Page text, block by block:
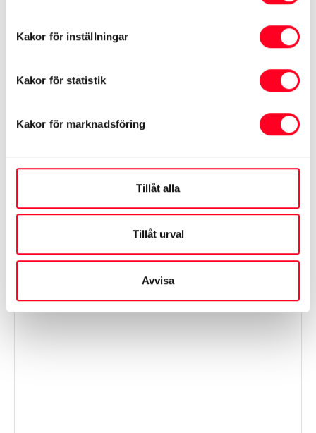
Kakor för inställningar
Kakor för statistik
Kakor för marknadsföring
Tillåt alla
Tillåt urval
Avvisa
Toyota Hilux Dubbelhytt
2.4 D AUTOMAT
Växellåda
Automat